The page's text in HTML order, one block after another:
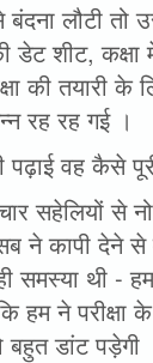
लौटी तो
डेट शीट,
की तयारी
रह रह गई ।
पढ़ाई वह कैसे
सहेलियों से
ने कापी देने
समस्या थी -
हम ने परीक्षा
बहुत डांट पड़ेगी